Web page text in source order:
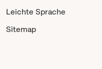
Leichte Sprache
Sitemap